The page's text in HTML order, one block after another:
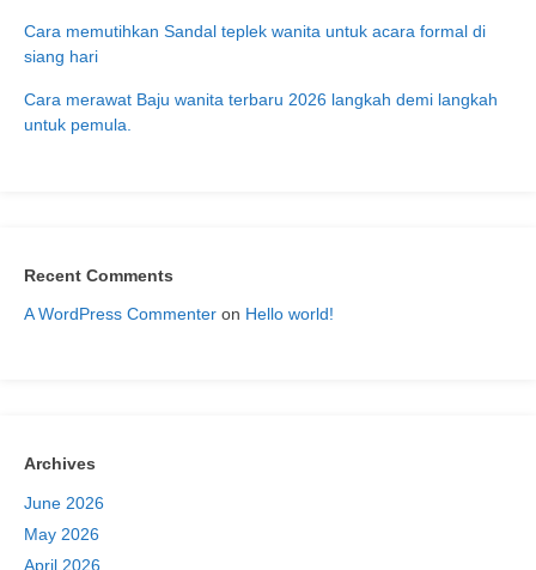
Cara memutihkan Sandal teplek wanita untuk acara formal di
siang hari
Cara merawat Baju wanita terbaru 2026 langkah demi langkah
untuk pemula.
Recent Comments
A WordPress Commenter on Hello world!
Archives
June 2026
May 2026
April 2026